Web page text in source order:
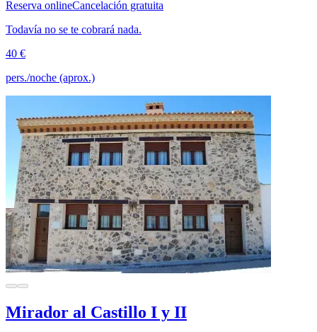
Reserva onlineCancelación gratuita
Todavía no se te cobrará nada.
40 €
pers./noche (aprox.)
Mirador al Castillo I y II